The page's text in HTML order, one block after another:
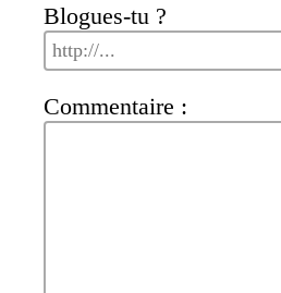
Blogues-tu ?
Commentaire :